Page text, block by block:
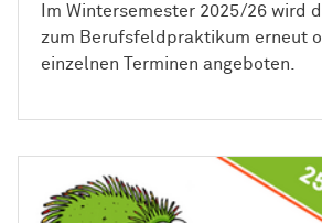
Im Wintersemester 2025/26 wird
zum Berufsfeldpraktikum erneut
einzelnen Terminen angeboten.